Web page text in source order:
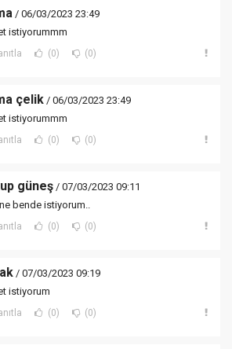
/ 06/03/2023 23:49
istiyorummm
(0) (0)
çelik/ 06/03/2023 23:49
istiyorummm
(0) (0)
güneş / 07/03/2023 09:11
bende istiyorum..
(0) (0)
/ 07/03/2023 09:19
istiyorum
(0) (0)